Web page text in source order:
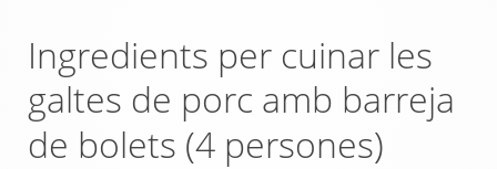
Ingredients per cuinar les
galtes de porc amb barreja
de bolets (4 persones)